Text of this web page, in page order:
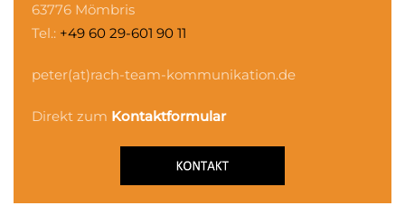
63776 Mömbris
Tel.: +49 60 29-601 90 11
peter(at)rach-team-kommunikation.de
Direkt zum Kontaktformular